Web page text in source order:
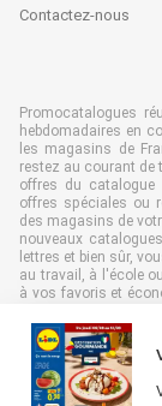
Contactez-nous
Promocatalogues
hebdomadaires en
les magasins de
restez au courant de
offres du
offres spéciales ou
des magasins de
nouveaux
lettres et bien sûr,
au travail, à l'école
à vos favoris et
gaspillage de papier,